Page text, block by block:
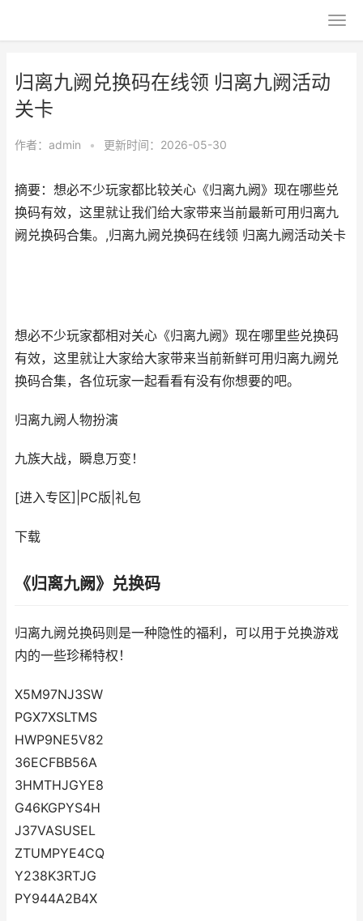
归离九阙兑换码在线领 归离九阙活动
关卡
作者： admin • 更新时间：2026-05-30
摘要：想必不少玩家都比较关心《归离九阙》现在哪些兑
换码有效，这里就让我们给大家带来当前最新可用归离九
阙兑换码合集。,归离九阙兑换码在线领 归离九阙活动关卡
想必不少玩家都相对关心《归离九阙》现在哪里些兑换码
有效，这里就让大家给大家带来当前新鲜可用归离九阙兑
换码合集，各位玩家一起看看有没有你想要的吧。
归离九阙人物扮演
九族大战，瞬息万变！
[进入专区] PC版 礼包
下载
《归离九阙》兑换码
归离九阙兑换码则是一种隐性的福利，可以用于兑换游戏
内的一些珍稀特权！
X5M97NJ3SW
PGX7XSLTMS
HWP9NE5V82
36ECFBB56A
3HMTHJGYE8
G46KGPYS4H
J37VASUSEL
ZTUMPYE4CQ
Y238K3RTJG
PY944A2B4X